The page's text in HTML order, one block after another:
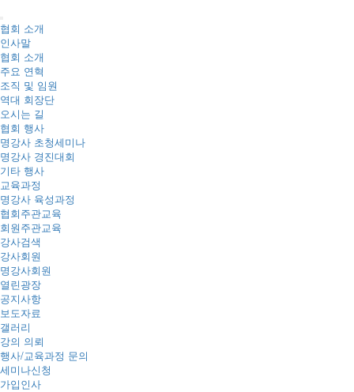
협회 소개
인사말
협회 소개
주요 연혁
조직 및 임원
역대 회장단
오시는 길
협회 행사
명강사 초청세미나
명강사 경진대회
기타 행사
교육과정
명강사 육성과정
협회주관교육
회원주관교육
강사검색
강사회원
명강사회원
열린광장
공지사항
보도자료
갤러리
강의 의뢰
행사/교육과정 문의
세미나신청
가입인사